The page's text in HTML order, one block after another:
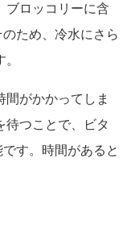
ブロッコリーに含
ため、冷水にさら
がかかってしま
待つことで、ビタ
す。時間があると